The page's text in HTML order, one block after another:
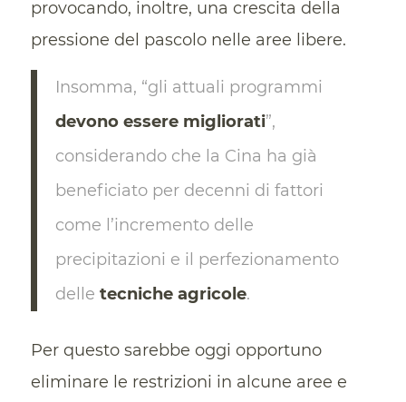
provocando, inoltre, una crescita della
pressione del pascolo nelle aree libere.
Insomma, “gli attuali programmi
devono essere migliorati”,
considerando che la Cina ha già
beneficiato per decenni di fattori
come l’incremento delle
precipitazioni e il perfezionamento
delle tecniche agricole.
Per questo sarebbe oggi opportuno
eliminare le restrizioni in alcune aree e